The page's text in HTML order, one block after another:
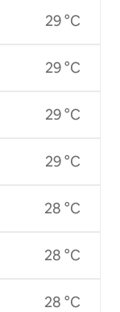
29 °C
29 °C
29 °C
29 °C
28 °C
28 °C
28 °C